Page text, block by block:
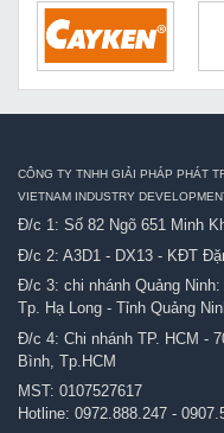
CÔNG TY TNHH GIẢI PHÁP PHÁT
VIETNAM INDUSTRY
Đ/c 1: Số 82 Ngõ 651 Minh
Đ/c 2: A3D1 - DX13 - KĐT
Đ/c 3: chi nhánh Quảng
Tp. Hạ Long - Tỉnh Quảng
Đ/c 4: Chi nhánh TP. HCM -
Bình, Tp.HCM
MST: 0107527617
Hotline: 0972.888.247 -